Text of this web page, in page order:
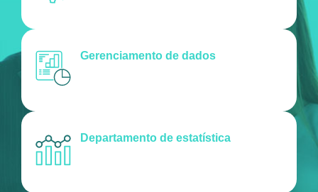
Gerenciamento de dados
Departamento de estatística